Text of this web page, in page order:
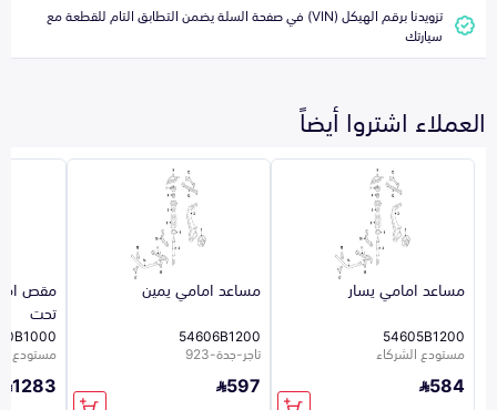
تزويدنا برقم الهيكل (VIN) في صفحة السلة يضمن التطابق التام للقطعة مع
سيارتك
العملاء اشتروا أيضاً
مساعد امامي يسار
54605B1200
مستودع الشركاء
584
مساعد امامي يمين
54606B1200
تاجر-جدة-923
597
مقص
تحت
مستودع
1283